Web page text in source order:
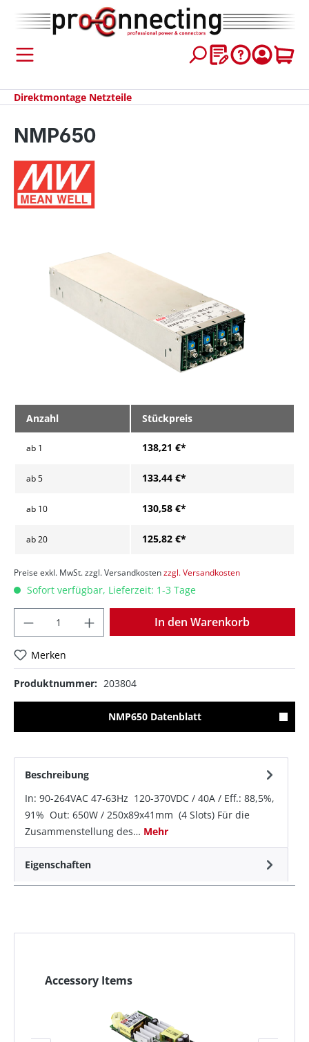
springen
Direktmontage Netzteile
NMP650
Anzahl Stückpreis
ab 1 138,21 €*
ab5 133,44 €*
ab 10 130,58 €*
ab20 125,82 €*
Preise exkl. MwSt. zzgl. Versandkostenzzgl. Versandkosten
Sofort verfügbar, Lieferzeit: 1-3 Tage
In den Warenkorb
Merken
Produktnummer: 203804
NMP650 Datenblatt
Beschreibung
In: 90-264VAC 47-63Hz 120-370VDC / 40A / Eff.: 88,5%,
91% Out: 650W / 250x89x41mm (4 Slots) Für die
Zusammenstellung des… Mehr
Eigenschaften
Accessory Items